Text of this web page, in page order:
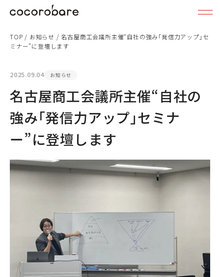
TOP / お知らせ /名古屋商工会議所主催“自社の強み｢発信力アップ｣セ
ミナー”に登壇します
2025.09.04 お知らせ
名古屋商工会議所主催“自社の
強み｢発信力アップ｣セミナ
ー”に登壇します